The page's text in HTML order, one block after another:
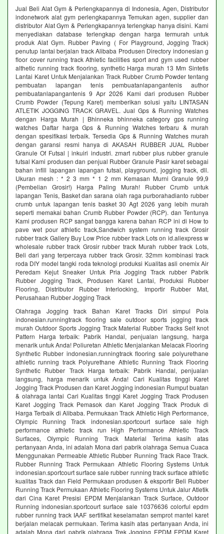
Jual Beli Alat Gym & Perlengkapannya di Indonesia, Agen, Distributor
indonetwork alat gym perlengkapannya Temukan agen, supplier dan
distributor Alat Gym & Perlengkapannya terlengkap hanya disini. Kami
menyediakan database terlengkap dengan harga termurah untuk
produk Alat Gym. Rubber Paving ( For Playground, Jogging Track)
penutup lantai berjalan track Alibaba Produsen Directory indonesian g
floor cover running track Athletic facilities sport and gym used rubber
althetic running track flooring, synthetic Harga murah 13 Mm Sintetis
Lantai Karet Untuk Menjalankan Track Rubber Crumb Powder tentang
pembuatan lapangan tenis pembuatanlapangantenis author
pembuatanlapangantenis 9 Apr 2026 Kami dari produsen Rubber
Crumb Powder (Tepung Karet) memberikan solusi yaitu LINTASAN
ATLETIK JOGGING TRACK GRAVEL. Jual Gps & Running Watches
dengan Harga Murah | Bhinneka bhinneka category gps running
watches Daftar harga Gps & Running Watches terbaru & murah
dengan spesifikasi terbaik. Tersedia Gps & Running Watches murah
dengan garansi resmi hanya di AKASAH RUBBER JUAL Rubber
Granule Of Futsal | inkuiri industri. zmart rubber plus rubber granule
futsal Kami produsen dan penjual Rubber Granule Pasir karet sebagai
bahan infill lapangan lapangan futsal, playground, jogging track, dll.
Ukuran mesh : * 2 3 mm * 1 2 mm Kemasan Murni Granule 99,9
(Pembelian Grosir!) Harga Paling Murah! Rubber Crumb untuk
lapangan Tenis, Basket dan sarana olah raga purborahadianto rubber
crumb untuk lapangan tenis basket 30 Agt 2026 yang lebih murah
seperti memakai bahan Crumb Rubber Powder (RCP). dan Tentunya
Kami produsen RCP sangat bangga karena bahan RCP ini di How to
pave wet pour athletic track,Sandwich system running track Grosir
rubber track Gallery Buy Low Price rubber track Lots on id.aliexpress w
wholesale rubber track Grosir rubber track Murah rubber track Lots,
Beli dari yang terpercaya rubber track Grosir. 32mm kombinasi track
roda DIY model tangki roda teknologi produksi Kualitas asli onemix Air
Peredam Kejut Sneaker Untuk Pria Jogging Track rubber Pabrik
Rubber Jogging Track, Produsen Karet Lantai, Produksi Rubber
Flooring, Distributor Rubber Interlocking, Importir Rubber Mat,
Perusahaan Rubber Jogging Track
Olahraga Jogging track Bahan Karet Tracks Diri simpul Pola
indonesian.runningtrack flooring sale outdoor sports jogging track
murah Outdoor Sports Jogging Track Material Rubber Tracks Self knot
Pattern Harga terbaik: Pabrik Handal, penjualan langsung, harga
menarik untuk Anda! Poliuretan Athletic Menjalankan Melacak Flooring
Synthetic Rubber indonesian.runningtrack flooring sale polyurethane
athletic running track Polyurethane Athletic Running Track Flooring
Synthetic Rubber Track Harga terbaik: Pabrik Handal, penjualan
langsung, harga menarik untuk Anda! Cari Kualitas tinggi Karet
Jogging Track Produsen dan Karet Jogging indonesian Rumput buatan
& olahraga lantai Cari Kualitas tinggi Karet Jogging Track Produsen
Karet Jogging Track Pemasok dan Karet Jogging Track Produk di
Harga Terbaik di Alibaba. Permukaan Track Athletic High Performance,
Olympic Running Track indonesian.sportcourt surface sale high
performance athletic track run High Performance Athletic Track
Surfaces, Olympic Running Track Material Terima kasih atas
pertanyaan Anda, ini adalah Mona dari pabrik olahraga Semua Cuaca
Menggunakan Permeable Athletic Rubber Running Track Race Track.
Rubber Running Track Permukaan Athletic Flooring Systems Untuk
indonesian.sportcourt surface sale rubber running track surface athletic
kualitas Track dan Field Permukaan produsen & eksportir Beli Rubber
Running Track Permukaan Athletic Flooring Systems Untuk Jalur Atletik
dari Cina Karet Presisi EPDM Menjalankan Track Surface, Outdoor
Running indonesian.sportcourt surface sale 10376636 colorful epdm
rubber running track IAAF sertifikat keselamatan semprot mantel karet
berjalan melacak permukaan. Terima kasih atas pertanyaan Anda, ini
adalah Mona dari pabrik olahraga Trek Jogging EPDM EPDM Karet